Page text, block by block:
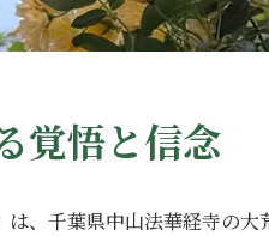
覚悟と信念
、 千葉県中山法華経寺の大